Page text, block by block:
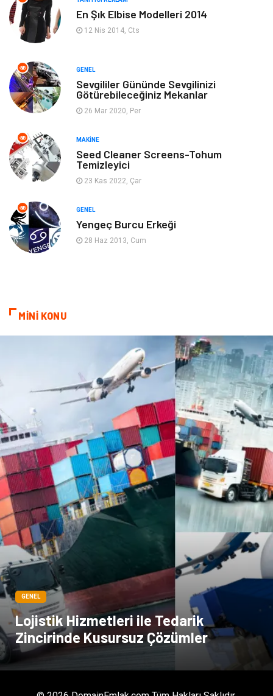
Ev Dekorasyon Organizasyon
Anne & Çocuk Genel Kültür
Ev İşleri
Gençlik & Eğlence
Mobilya
Evlilik Rehberi
Astroloji Keyfinizi Kaçırmayın
Çadır
Yazı Tahtaları Pet Malzemeleri
En Şık Elbise Modelleri 2014
12 Nis 2014, Cts
GENEL
Sevgililer Gününde Sevgilinizi
Götürebileceğiniz Mekanlar
26 Mar 2020, Per
MAKINE
Seed Cleaner Screens-Tohum
Temizleyici
23 Kas 2022, Çar
GENEL
Yengeç Burcu Erkeği
28 Haz 2013, Cum
MİNİ KONU
GENEL
Lojistik Hizmetleri ile Tedarik
Zincirinde Kusursuz Çözümler